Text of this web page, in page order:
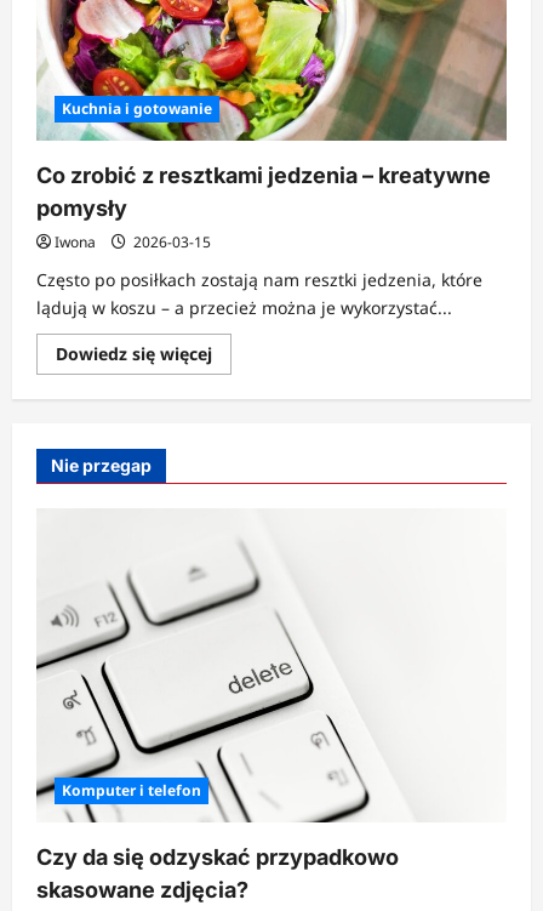
Kuchnia i gotowanie
Co zrobić z resztkami jedzenia – kreatywne
pomysły
Iwona 2026-03-15
Często po posiłkach zostają nam resztki jedzenia, które
lądują w koszu – a przecież można je wykorzystać...
Dowiedz się więcejDowiedz
się
o
jedzenia
pomysły
Nie przegap
Komputer i telefon
Czy da się odzyskać przypadkowo
skasowane zdjęcia?